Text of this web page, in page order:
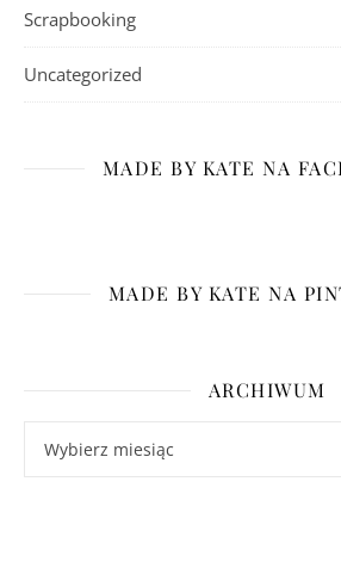
Scrapbooking
Uncategorized
MADE BY KATE NA
MADE BY KATE NA
ARCHIWUM